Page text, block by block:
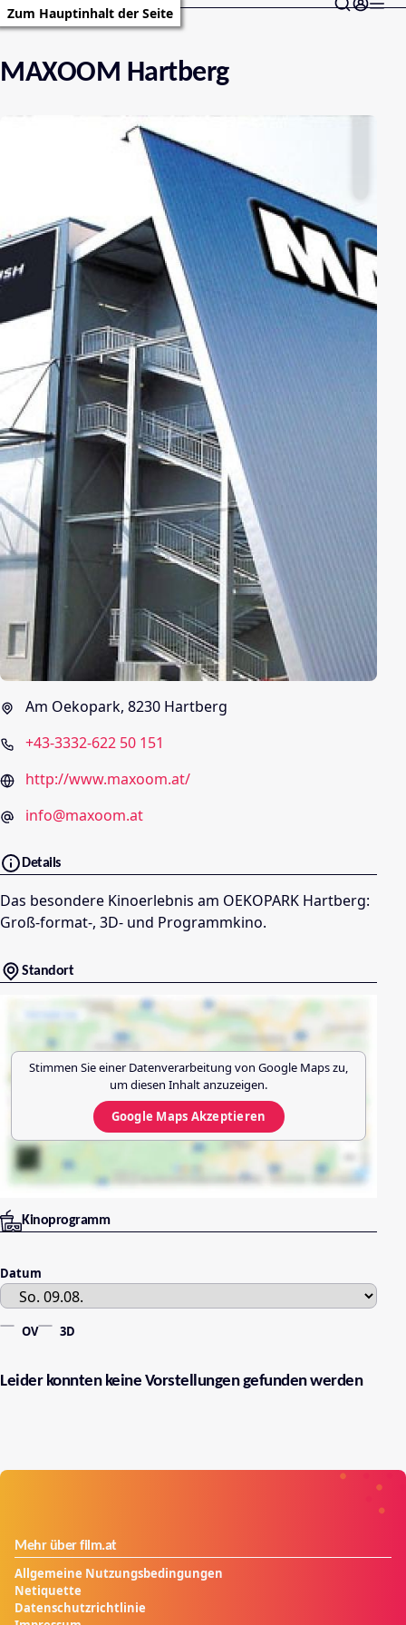
Zum Hauptinhalt der Seite
MAXOOM Hartberg
Am Oekopark, 8230 Hartberg
+43-3332-622 50 151
http://www.maxoom.at/
info@maxoom.at
Details
Das besondere Kinoerlebnis am OEKOPARK Hartberg:
Groß-format-, 3D- und Programmkino.
Standort
Stimmen Sie einer Datenverarbeitung von Google Mapszu,
um diesen Inhalt anzuzeigen.
Google Maps Akzeptieren
Kinoprogramm
Datum
OV 3D
Leider konnten keine Vorstellungen gefunden werden
Mehr über film.at
Allgemeine Nutzungsbedingungen
Netiquette
Datenschutzrichtlinie